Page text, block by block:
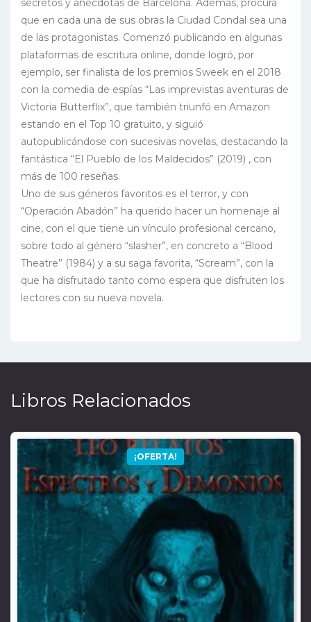
secretos y anécdotas de Barcelona. Además, procura
que en cada una de sus obras la Ciudad Condal sea una
de las protagonistas. Comenzó publicando en algunas
plataformas de escritura online, donde logró, por
ejemplo, ser finalista de los premios Sweek en el 2018
con la comedia de espías “Las imprevistas aventuras de
Victoria Butterflix”, que también triunfó en Amazon
estando en el Top 10 gratuito, y siguió
autopublicándose con sucesivas novelas, destacando la
fantástica “El Pueblo de los Maldecidos” (2019) , con
más de 100 reseñas.
Uno de sus géneros favoritos es el terror, y con
“Operación Abadón” ha querido hacer un homenaje al
cine, con el que tiene un vínculo profesional cercano,
sobre todo al género “slasher”, en concreto a “Blood
Theatre” (1984) y a su saga favorita, “Scream”, con la
que ha disfrutado tanto como espera que disfruten los
lectores con su nueva novela.
Libros Relacionados
¡OFERTA!